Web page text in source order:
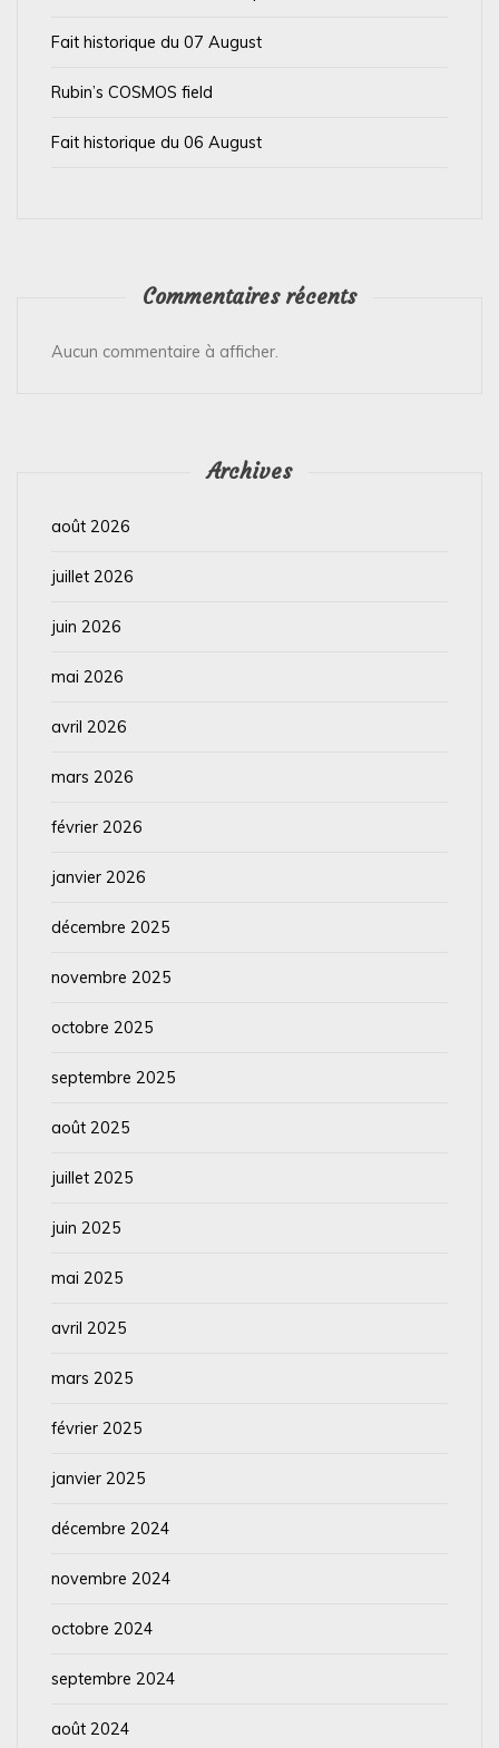
Fait historique du 07 August
Rubin’s COSMOS field
Fait historique du 06 August
Commentaires récents
Aucun commentaire à afficher.
Archives
août 2026
juillet 2026
juin 2026
mai 2026
avril 2026
mars 2026
février 2026
janvier 2026
décembre 2025
novembre 2025
octobre 2025
septembre 2025
août 2025
juillet 2025
juin 2025
mai 2025
avril 2025
mars 2025
février 2025
janvier 2025
décembre 2024
novembre 2024
octobre 2024
septembre 2024
août 2024